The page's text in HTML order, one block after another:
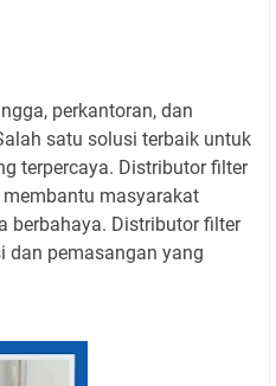
perkantoran, dan
satu solusi terbaik untuk
terpercaya. Distributor filter
masyarakat
berbahaya. Distributor filter
dan pemasangan yang